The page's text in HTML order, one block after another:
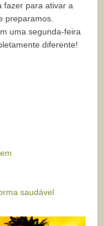
fazer para ativar a
preparamos.
uma segunda-feira
diferente!
saudável